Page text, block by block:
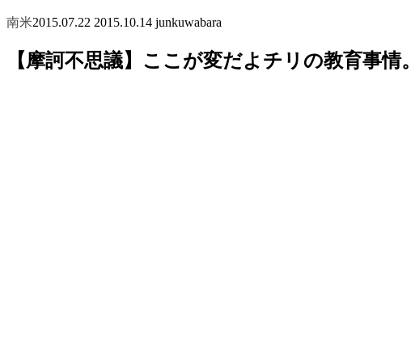
南米2015.07.22 2015.10.14 junkuwabara
【摩訶不思議】ここが変だよチリの教育事情。